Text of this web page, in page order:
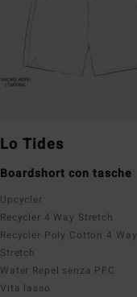
Lo Tides
Boardshort con tasche
Upcycler
Recycler 4 Way Stretch
Recycler Poly Cotton 4 Way
Stretch
Water Repel senza PFC
Vita lasso